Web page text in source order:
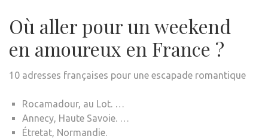
Où aller pour un weekend
en amoureux en France ?
10 adresses françaises pour une escapade romantique
Rocamadour, au Lot. …
Annecy, Haute Savoie. …
Étretat, Normandie.